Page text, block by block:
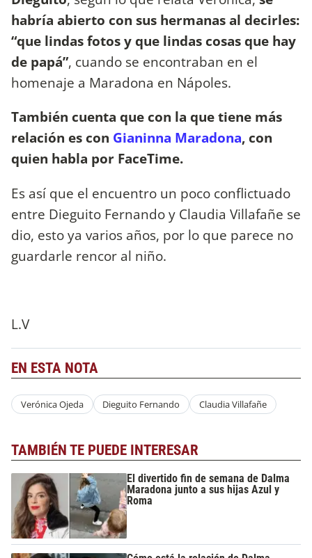
habría abierto con sus hermanas al decirles:
“que lindas fotos y que lindas cosas que hay
de papá”, cuando se encontraban en el
homenaje a Maradona en Nápoles.
También cuenta que con la que tiene más
relación es con Gianinna Maradona, con
quien habla por FaceTime.
Es así que el encuentro un poco conflictuado
entre Dieguito Fernando y Claudia Villafañe se
dio, esto ya varios años, por lo que parece no
guardarle rencor al niño.
L.V
EN ESTA NOTA
Verónica Ojeda Dieguito Fernando Claudia Villafañe
TAMBIÉN TE PUEDE INTERESAR
El divertido fin de semana de Dalma
Maradona junto a sus hijas Azul y
Roma